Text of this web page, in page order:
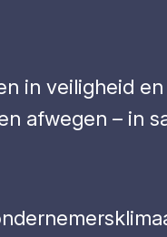
in veiligheid
afwegen – in